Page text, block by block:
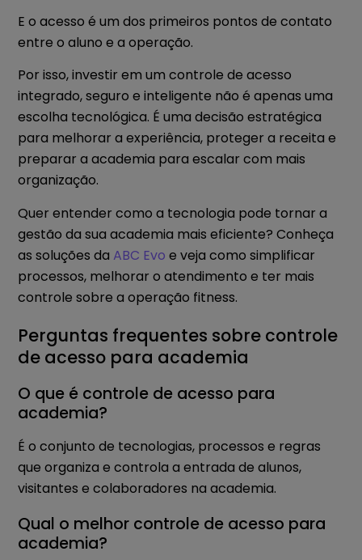
E o acesso é um dos primeiros pontos de contato
entre o aluno e a operação.
Por isso, investir em um controle de acesso
integrado, seguro e inteligente não é apenas uma
escolha tecnológica. É uma decisão estratégica
para melhorar a experiência, proteger a receita e
preparar a academia para escalar com mais
organização.
Quer entender como a tecnologia pode tornar a
gestão da sua academia mais eficiente? Conheça
as soluções da ABC Evo e veja como simplificar
processos, melhorar o atendimento e ter mais
controle sobre a operação fitness.
Perguntas frequentes sobre controle
de acesso para academia
O que é controle de acesso para
academia?
É o conjunto de tecnologias, processos e regras
que organiza e controla a entrada de alunos,
visitantes e colaboradores na academia.
Qual o melhor controle de acesso para
academia?